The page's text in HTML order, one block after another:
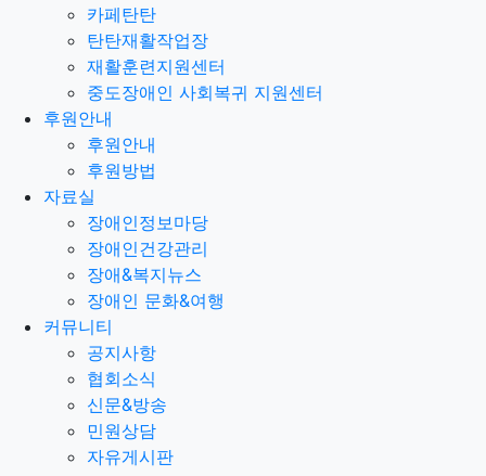
카페탄탄
탄탄재활작업장
재활훈련지원센터
중도장애인 사회복귀 지원센터
후원안내
후원안내
후원방법
자료실
장애인정보마당
장애인건강관리
장애&복지뉴스
장애인 문화&여행
커뮤니티
공지사항
협회소식
신문&방송
민원상담
자유게시판